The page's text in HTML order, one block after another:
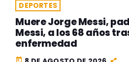
DEPORTES
Muere Jorge Messi,
Messi, a los 68 años
enfermedad
today